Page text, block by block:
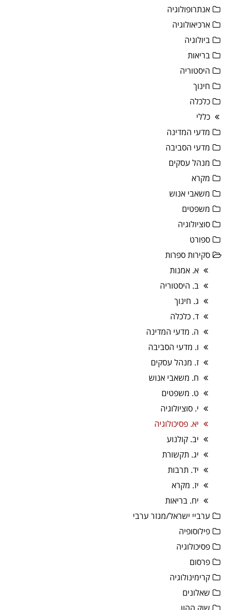
אנתרופולוגיה
ארכיאולוגיה
ביולוגיה
בריאות
היסטוריה
חינוך
כלכלה
כללי
מדעי המדינה
מדעי הסביבה
מנהל עסקים
מקרא
משאבי אנוש
משפטים
סוציולוגיה
ספורט
סקירות ספרות
א. אמנות
ב. היסטוריה
ג. חינוך
ד. כלכלה
ה. מדעי המדינה
ו. מדעי הסביבה
ז. מנהל עסקים
ח. משאבי אנוש
ט. משפטים
י. סוציולוגיה
יא. פסיכולוגיה
יב. קולנוע
יג. תקשורת
יד. תרבות
יז. מקרא
יח. בריאות
ערביי ישראל/מגזר ערבי
פילוסופיה
פסיכולוגיה
פרסום
קרימינולוגיה
שאלונים